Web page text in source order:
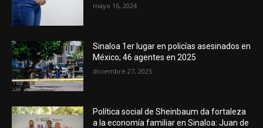
mayo 16, 2024
Sinaloa 1er lugar en policías asesinados en
México; 46 agentes en 2025
diciembre 27, 2025
Política social de Sheinbaum da fortaleza
a la economía familiar en Sinaloa: Juan de